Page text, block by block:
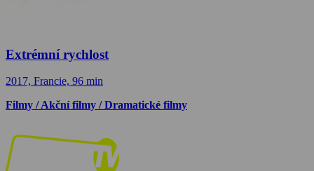
Extrémní rychlost
2017, Francie, 96 min
Filmy / Akční filmy / Dramatické filmy